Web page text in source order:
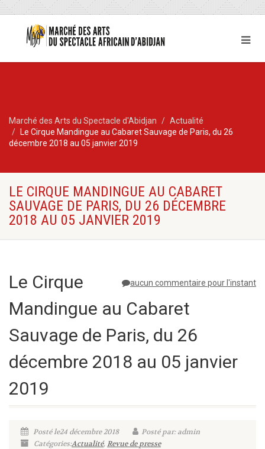
Marché des Arts du Spectacle d'Abidjan
Actualité
Le Cirque Mandingue au Cabaret Sauvage de Paris, du 26
décembre 2018 au 05 janvier 2019
LE CIRQUE MANDINGUE AU CABARET
SAUVAGE DE PARIS, DU 26 DÉCEMBRE
2018 AU 05 JANVIER 2019
aucun commentaire pour l'instant
Le Cirque
Mandingue au Cabaret
Sauvage de Paris, du 26
décembre 2018 au 05 janvier
2019
Posté le24 décembre 2018
Posté par: admin
Catégories:Actualité,Revue de presse